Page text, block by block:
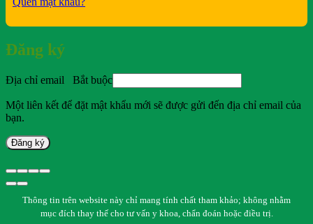
Đăng ký
Địa chỉ email Bắt buộc
Một liên kết để đặt mật khẩu mới sẽ được gửi đến địa chỉ email của
bạn.
Đăng ký
Thông tin trên website này chỉ mang tính chất tham khảo; không nhằm
mục đích thay thế cho tư vấn y khoa, chẩn đoán hoặc điều trị.